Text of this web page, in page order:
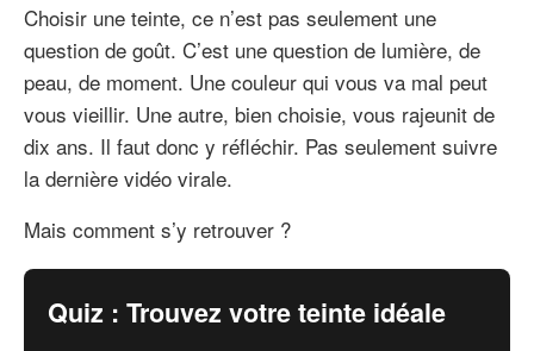
Choisir une teinte, ce n’est pas seulement une
question de goût. C’est une question de lumière, de
peau, de moment. Une couleur qui vous va mal peut
vous vieillir. Une autre, bien choisie, vous rajeunit de
dix ans. Il faut donc y réfléchir. Pas seulement suivre
la dernière vidéo virale.
Mais comment s’y retrouver ?
Quiz : Trouvez votre teinte idéale